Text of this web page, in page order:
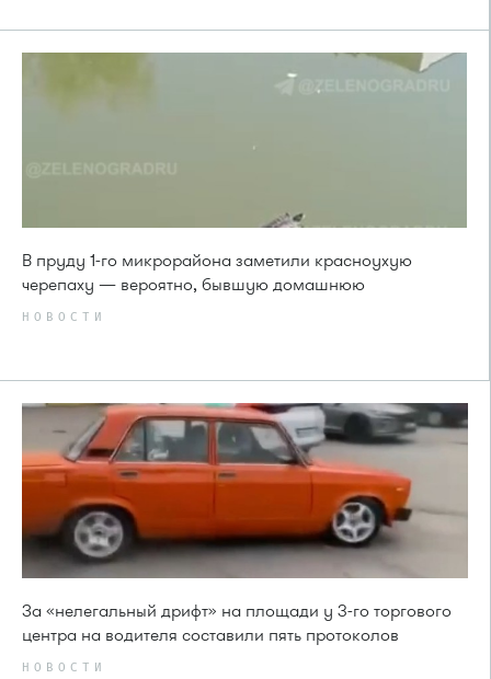
В пруду 1-го микрорайона заметили красноухую
черепаху — вероятно, бывшую домашнюю
НОВОСТИ
За «нелегальный дрифт» на площади у 3-го торгового
центра на водителя составили пять протоколов
НОВОСТИ